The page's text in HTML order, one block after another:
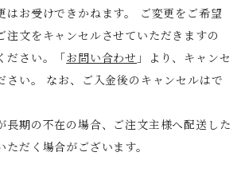
はお受けできかねます。 ご変更をご希望
注文をキャンセルさせていただきますの
ださい。「お問い合わせ 」より、キャンセ
さい。 なお、ご入金後のキャンセルはで
長期の不在の場合、ご注文主様へ配送した
だく場合がございます。